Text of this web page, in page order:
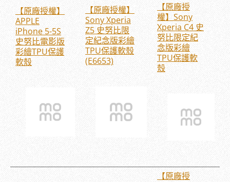
【原廠授權】
APPLE
iPhone 5-5S
史努比電影版
彩繪TPU保護
軟殼
【原廠授權】
Sony Xperia
Z5 史努比限
定紀念版彩繪
TPU保護軟殼
(E6653)
【原廠授
權】Sony
Xperia C4 史
努比限定紀
念版彩繪
TPU保護軟
殼
【原廠授